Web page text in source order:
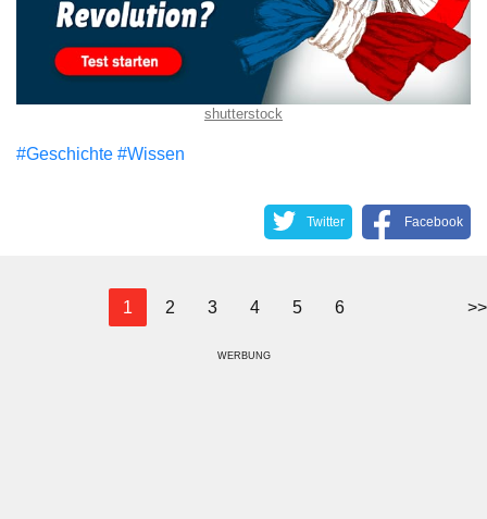
shutterstock
#Geschichte #Wissen
Twitter Facebook
1 2 3 4 5 6 >>
WERBUNG